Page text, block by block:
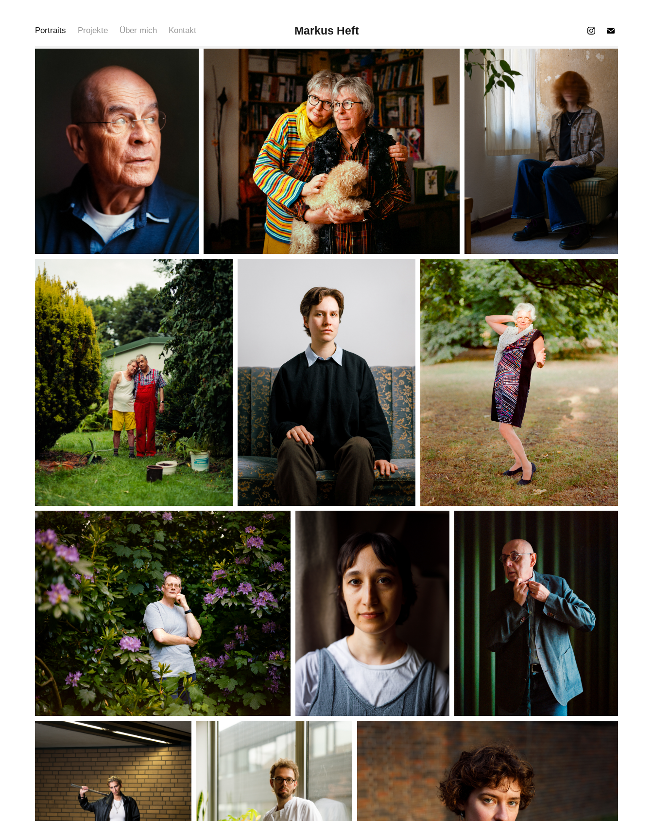
Portraits Projekte Über mich Kontakt Markus Heft